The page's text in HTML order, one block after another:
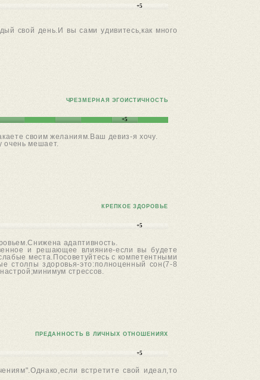
+5
свой день.И вы сами удивитесь,как много
ЧРЕЗМЕРНАЯ ЭГОИСТИЧНОСТЬ
+5
своим желаниям.Ваш девиз-я хочу.
очень мешает.
КРЕПКОЕ ЗДОРОВЬЕ
+5
адаптивность.
и решающее влияние-если вы будете
места.Посоветуйтесь с компетентными
столпы здоровья-это:полноценный сон(7-8
стрессов.
ПРЕДАННОСТЬ В ЛИЧНЫХ ОТНОШЕНИЯХ
+5
встретите свой идеал,то